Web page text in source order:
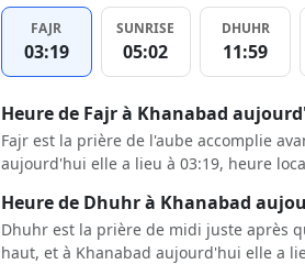
FAJR
03:19
SUNRISE
05:02
DHUHR
11:59
Heure de Fajr à Khanabad
Fajr est la prière de l'aube accomplie
aujourd'hui elle a lieu à 03:19, heure
Heure de Dhuhr à Khanabad
Dhuhr est la prière de midi juste après
haut, et à Khanabad aujourd'hui elle a